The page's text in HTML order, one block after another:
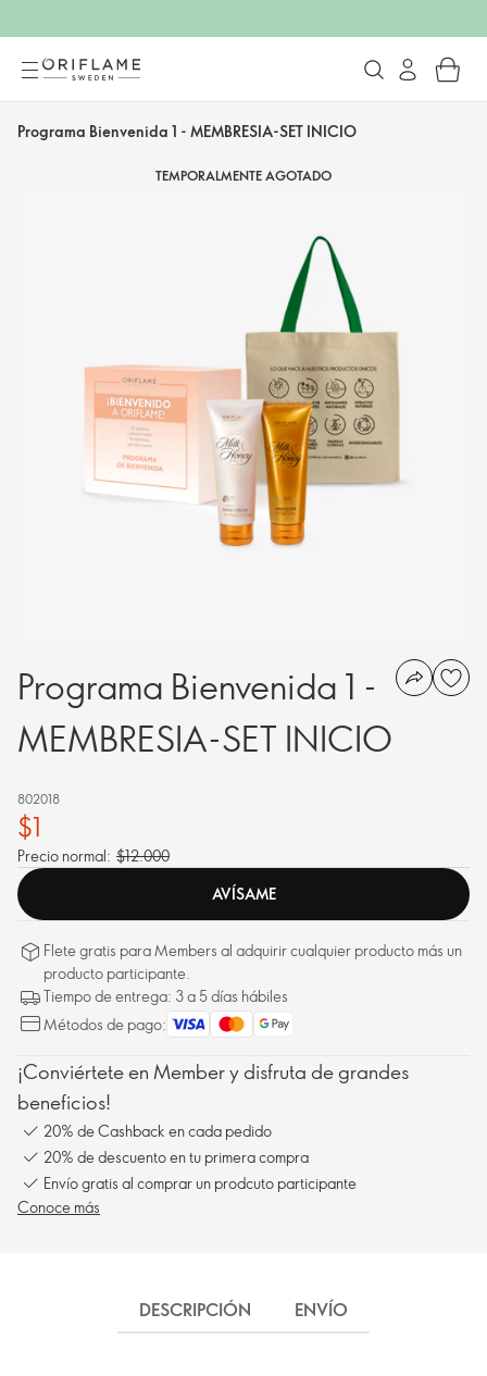
Programa Bienvenida 1 - MEMBRESIA-SET INICIO
TEMPORALMENTE AGOTADO
Programa Bienvenida 1 -
MEMBRESIA-SET INICIO
802018
$1
Precio normal: $12.000
AVÍSAME
Flete gratis para Members al adquirir cualquier producto más un
producto participante.
Tiempo de entrega: 3 a 5 días hábiles
Métodos de pago:
¡Conviértete en Member y disfruta de grandes
beneficios!
20% de Cashback en cada pedido
20% de descuento en tu primera compra
Envío gratis al comprar un prodcuto participante
Conoce más
DESCRIPCIÓN ENVÍO